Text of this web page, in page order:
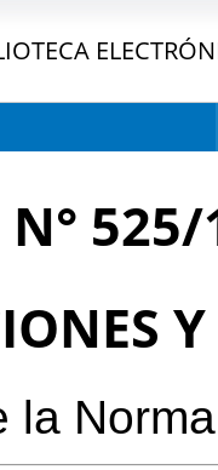
525/
la